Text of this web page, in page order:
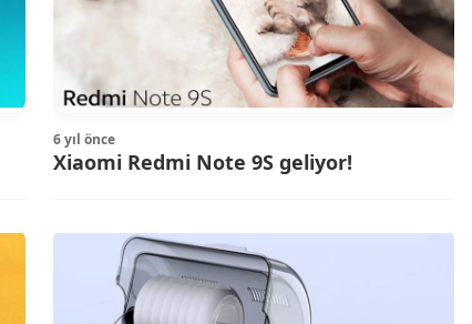
6 yıl önce
Xiaomi Redmi Note 9S geliyor!